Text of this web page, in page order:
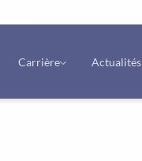
Carrière Actualités